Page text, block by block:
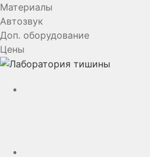
Материалы
Автозвук
Доп. оборудование
Цены